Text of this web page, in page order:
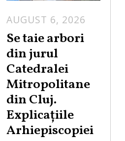
AUGUST 6, 2026
Se taie arbori
din jurul
Catedralei
Mitropolitane
din Cluj.
Explicațiile
Arhiepiscopiei